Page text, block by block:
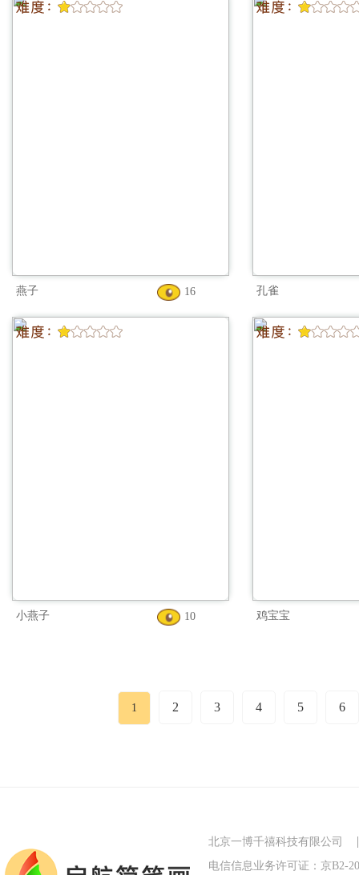
燕子 16 孔雀
小燕子 10 鸡宝宝
1 2 3 4 5 6
北京一博千禧科技有限公司
电信信息业务许可证：京B2-